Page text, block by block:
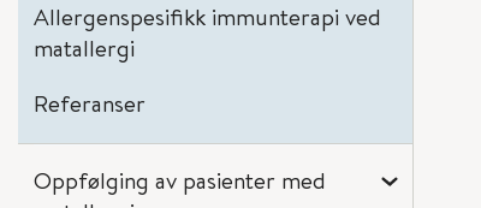
Allergenspesifikk immunterapi ved
matallergi
Referanser
Oppfølging av pasienter med